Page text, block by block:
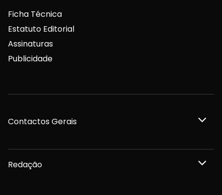
Ficha Técnica
Estatuto Editorial
Assinaturas
Publicidade
Contactos Gerais
Redação